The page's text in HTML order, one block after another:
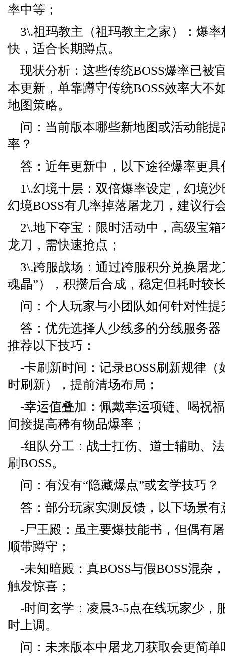
率中等；
3\.祖玛教主（祖玛教主之家）：爆
快，适合长期蹲点。
现状分析：这些传统BOSS爆率已被
本更新，单靠蹲守传统BOSS效率大不
地图策略。
问：当前版本哪些新地图或活动能
率？
答：近年更新中，以下途径爆率更具
1\.幻境十层：双倍爆率设定，幻境
幻境BOSS有几率掉落屠龙刀，建议行
2\.地下夺宝：限时活动中，高级宝
龙刀，需快速抢点；
3\.跨服战场：通过跨服积分兑换屠
魂晶”），积攒后合成，稳定但耗时较
问：个人玩家与小团队如何针对性提
答：优先选择人少线多的分线服务
推荐以下技巧：
-卡刷新时间：记录BOSS刷新规律（
时刷新），提前清场布局；
-幸运值叠加：佩戴幸运项链、喝祝
间接提高稀有物品爆率；
-组队分工：战士扛伤、道士辅助、
刷BOSS。
问：有没有“隐藏爆点”或玄学技巧？
答：部分玩家实测反馈，以下场景有
-尸王殿：虽主要爆技能书，但偶有
顺带蹲守；
-未知暗殿：真BOSS与假BOSS混杂
触发惊喜；
-时间玄学：凌晨3-5点在线玩家少，
时上调。
问：未来版本中屠龙刀获取会更简单